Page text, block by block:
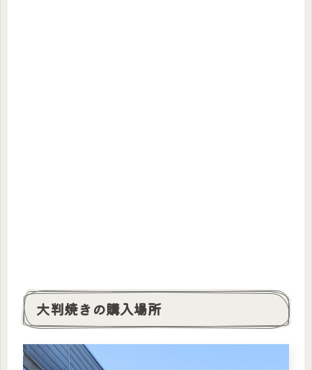
大判焼きの購入場所